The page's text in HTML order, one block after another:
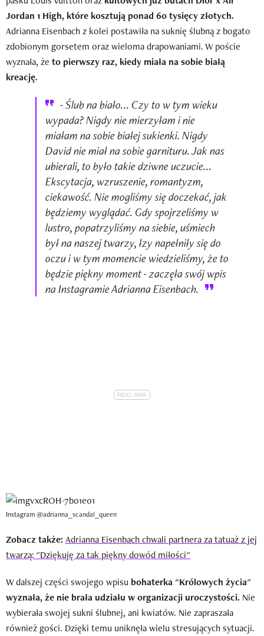
Jordan 1 High, które kosztują ponad 60 tysięcy złotych.
Adrianna Eisenbach z kolei postawiła na suknię ślubną z bogato
zdobionym gorsetem oraz wieloma drapowaniami. W poście
wyznała, że to pierwszy raz, kiedy miała na sobie białą
kreację.
- Ślub na biało... Czy to w tym wieku
wypada? Nigdy nie mierzyłam i nie
miałam na sobie białej sukienki. Nigdy
David nie miał na sobie garnituru. Jak nas
ubierali, to było takie dziwne uczucie...
Ekscytacja, wzruszenie, romantyzm,
ciekawość. Nie mogliśmy się doczekać, jak
będziemy wyglądać. Gdy spojrzeliśmy w
lustro, popatrzyliśmy na siebie, uśmiech
był na naszej twarzy, łzy napełniły się do
oczu i w tym momencie wiedzieliśmy, że to
będzie piękny moment - zaczęła swój wpis
na Instagramie Adrianna Eisenbach.
Instagram @adrianna_scandal_queen
Zobacz także: Adrianna Eisenbach chwali partnera za tatuaż z jej
twarzą: "Dziękuję za tak piękny dowód miłości"
W dalszej części swojego wpisu bohaterka "Królowych życia"
wyznała, że nie brała udziału w organizacji uroczystości. Nie
wybierała swojej sukni ślubnej, ani kwiatów. Nie zapraszała
również gości. Dzięki temu uniknęła wielu stresujących sytuacji.